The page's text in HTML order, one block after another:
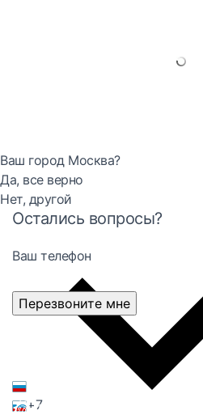
Ваш город Москва?
Да, все верно
Нет, другой
Остались вопросы?
Ваш телефон
+7
Перезвоните мне